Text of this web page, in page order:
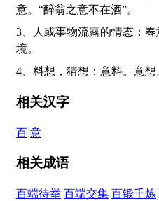
意。“醉翁之意不在酒”。
3、人或事物流露的情态：春意。诗意。惬意。情意。意
境。
4、料想，猜想：意料。意想
相关汉字
百 意
相关成语
百端待举 百端交集 百锻千炼